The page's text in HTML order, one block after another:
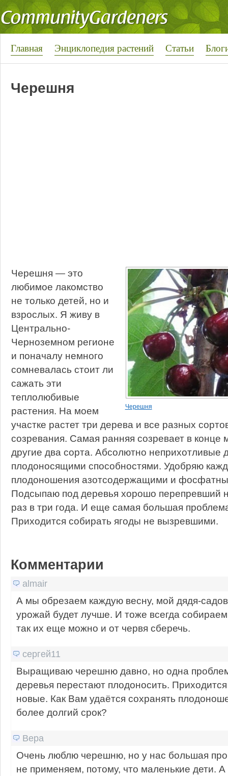
Главная Энциклопедия растений Статьи
Черешня
Черешня
Черешня — это
любимое лакомство
не только детей, но и
взрослых. Я живу в
Центрально-
Черноземном регионе
и поначалу немного
сомневалась стоит ли
сажать эти
теплолюбивые
растения. На моем
участке растет три дерева и все разных
созревания. Самая ранняя созревает в конце
другие два сорта. Абсолютно неприхотливые
плодоносящими способностями. Удобряю
плодоношения азотсодержащими и
Подсыпаю под деревья хорошо перепревший
раз в три года. И еще самая большая
Приходится собирать ягоды не вызревшими.
Комментарии
almair
А мы обрезаем каждую весну, мой дядя-
урожай будет лучше. И тоже всегда
так их еще можно и от червя сберечь.
сергей11
Выращиваю черешню давно, но одна
деревья перестают плодоносить.
новые. Как Вам удаётся сохранять
более долгий срок?
Вера
Очень люблю черешню, но у нас большая
не применяем, потому, что маленькие дети. А